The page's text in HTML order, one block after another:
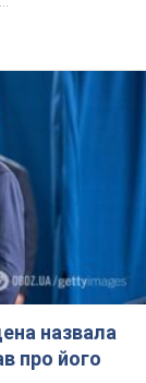
назвала
про його